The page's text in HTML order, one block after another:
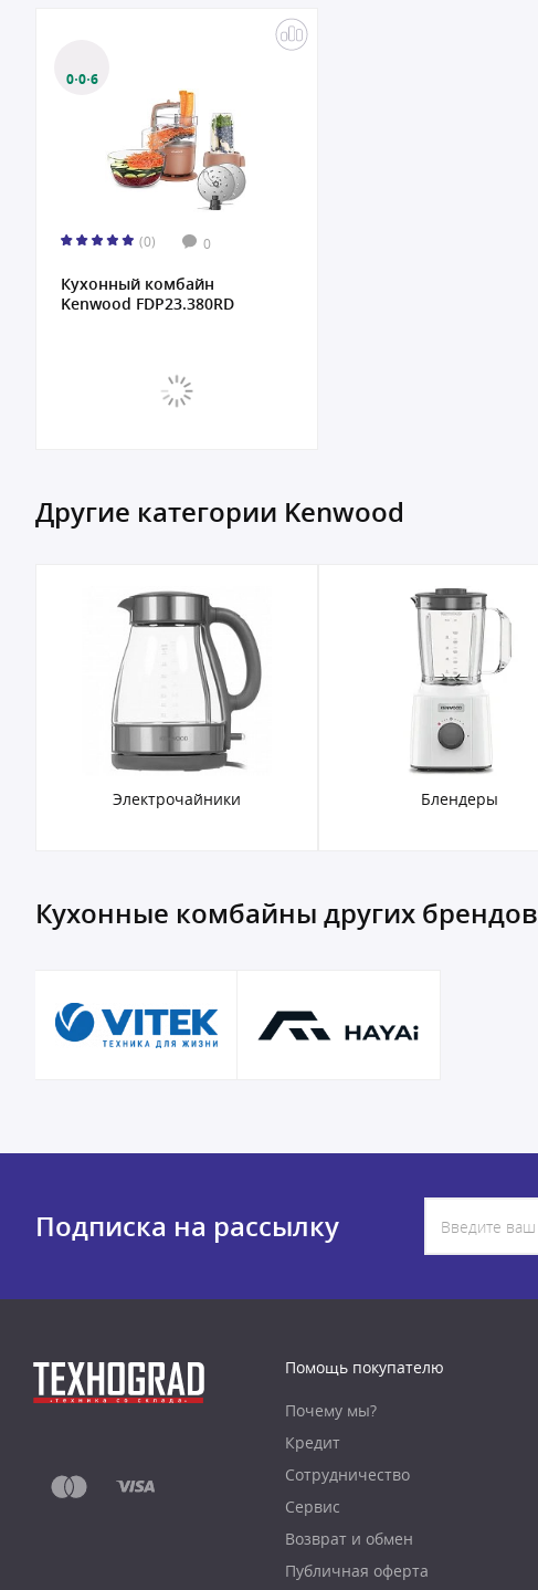
0·0·6
(0) 0
Кухонный комбайн
Kenwood FDP23.380RD
Другие категории Kenwood
Электрочайники Блендеры
Кухонные комбайны других брендов
Подписка на рассылку
Помощь покупателю
Почему мы?
Кредит
Сотрудничество
Сервис
Возврат и обмен
Публичная оферта